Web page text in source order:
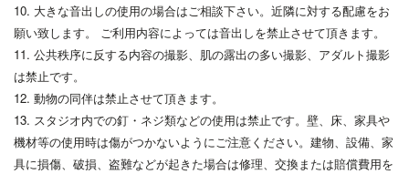
10. 大きな音出しの使用の場合はご相談下さい。近隣に対する配慮をお
願い致します。 ご利用内容によっては音出しを禁止させて頂きます。
11. 公共秩序に反する内容の撮影、肌の露出の多い撮影、アダルト撮影
は禁止です。
12. 動物の同伴は禁止させて頂きます。
13. スタジオ内での釘・ネジ類などの使用は禁止です。壁、床、家具や
機材等の使用時は傷がつかないようにご注意ください。建物、設備、家
具に損傷、破損、盗難などが起きた場合は修理、交換または賠償費用を